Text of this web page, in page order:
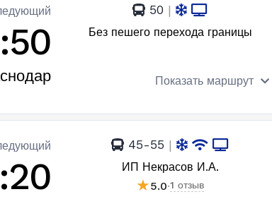
50 |
Без пешего перехода границы
Показать маршрут
45-55 |
ИП Некрасов И.А.
★5.0·1 отзыв